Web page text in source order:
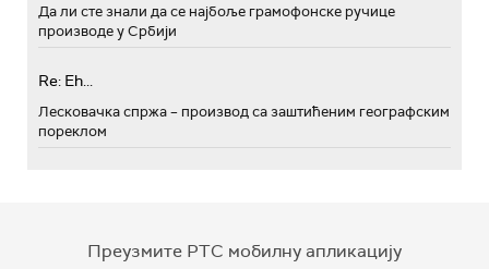
Да ли сте знали да се најбоље грамофонске ручице
производе у Србији
Re: Eh...
Лесковачка спржа – производ са заштићеним географским
пореклом
Преузмите РТС мобилну апликацију